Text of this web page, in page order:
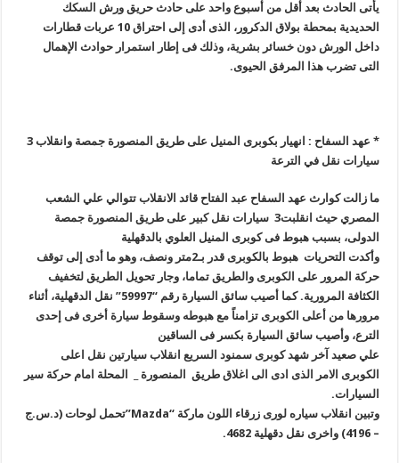
يأتى الحادث بعد أقل من أسبوع واحد على حادث حريق ورش السكك
الحديدية بمحطة بولاق الدكرور، الذى أدى إلى احتراق 10 عربات قطارات
داخل الورش دون خسائر بشرية، وذلك فى إطار استمرار حوادث الإهمال
التى تضرب هذا المرفق الحيوى.
* عهد السفاح : انهيار بكوبرى المنيل على طريق المنصورة جمصة وانقلاب 3
سيارات نقل في الترعة
ما زالت كوارث عهد السفاح عبد الفتاح قائد الانقلاب تتوالي علي الشعب
المصري حيث انقلبت3 سيارات نقل كبير على طريق المنصورة جمصة
الدولى، بسبب هبوط فى كوبرى المنيل العلوي بالدقهلية
وأكدت التحريات هبوط بالكوبرى قدر بـ2متر ونصف، وهو ما أدى إلى توقف
حركة المرور على الكوبرى والطريق تماما، وجار تحويل الطريق لتخفيف
الكثافة المرورية. كما أصيب سائق السيارة رقم “59997” نقل الدقهلية، أثناء
مرورها من أعلى الكوبرى تزامناً مع هبوطه وسقوط سيارة أخرى فى إحدى
الترع، وأصيب سائق السيارة بكسر فى الساقين
علي صعيد آخر شهد كوبرى سمنود السريع انقلاب سيارتين نقل اعلى
الكوبرى الامر الذى ادى الى اغلاق طريق ‫ ‏المنصورة _ ‏المحلة امام حركة سير
السيارات.
وتبين انقلاب سياره لورى زرقاء اللون ماركة “Mazda”
تحمل لوحات (د.س.ج
– 4196) واخرى نقل دقهلية 4682.